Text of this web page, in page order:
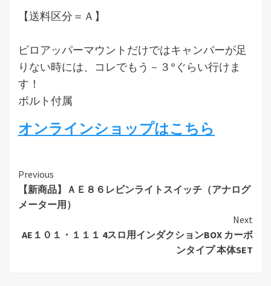
【送料区分＝Ａ】
ピロアッパーマウントだけではキャンバーが足
りない時には、コレでもう－３°ぐらい行けま
す！
ボルト付属
オンラインショップはこちら
Continue
Reading
Previous
【新商品】ＡＥ８６レビンライトスイッチ（アナログ
メーター用）
Next
AE１０１・１１１ 4スロ用インダクションBOX カーボ
ンタイプ 本体SET